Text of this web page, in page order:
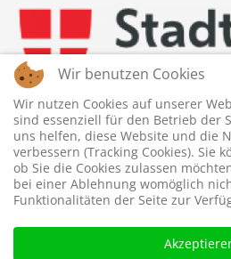
Wir benutzen Cookies
Wir nutzen Cookies auf unserer
sind essenziell für den Betrieb der
uns helfen, diese Website und die
verbessern (Tracking Cookies). Sie
ob Sie die Cookies zulassen
bei einer Ablehnung womöglich
Funktionalitäten der Seite zur